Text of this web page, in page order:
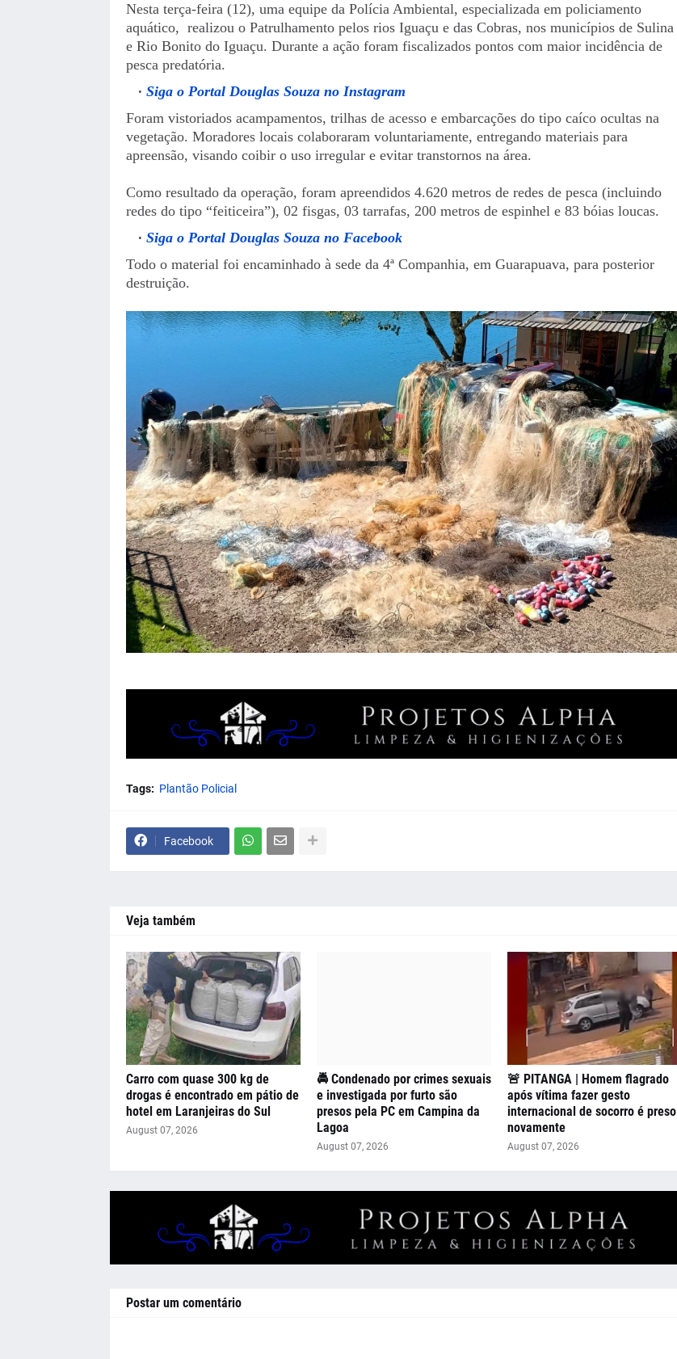
Nesta terça-feira (12), uma equipe da Polícia Ambiental, especializada em policiamento
aquático, realizou o Patrulhamento pelos rios Iguaçu e das Cobras, nos municípios de Sulina
e Rio Bonito do Iguaçu. Durante a ação foram fiscalizados pontos com maior incidência de
pesca predatória.
Siga o Portal Douglas Souza no Instagram
Foram vistoriados acampamentos, trilhas de acesso e embarcações do tipo caíco ocultas na
vegetação. Moradores locais colaboraram voluntariamente, entregando materiais para
apreensão, visando coibir o uso irregular e evitar transtornos na área.
Como resultado da operação, foram apreendidos 4.620 metros de redes de pesca (incluindo
redes do tipo “feiticeira”), 02 fisgas, 03 tarrafas, 200 metros de espinhel e 83 bóias loucas.
Siga o Portal Douglas Souza no Facebook
Todo o material foi encaminhado à sede da 4ª Companhia, em Guarapuava, para posterior
destruição.
Tags: Plantão Policial
Facebook
Veja também
Carro com quase 300 kg de
drogas é encontrado em pátio de
hotel em Laranjeiras do Sul
August 07, 2026
🚔 Condenado por crimes sexuais
e investigada por furto são
presos pela PC em Campina da
Lagoa
August 07, 2026
🚨 PITANGA | Homem flagrado
após vítima fazer gesto
internacional de socorro é preso
novamente
August 07, 2026
Postar um comentário